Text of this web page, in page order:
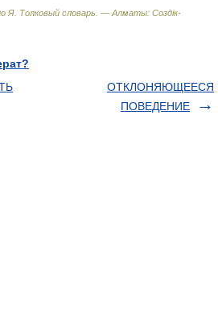
Я. Толковый словарь. — Алматы: Создiк-
ОТКЛОНЯЮЩЕЕСЯ
ПОВЕДЕНИЕ